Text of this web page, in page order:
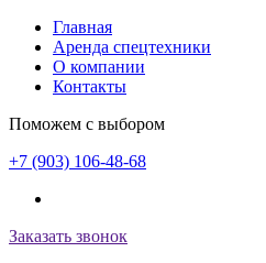
Главная
Аренда спецтехники
О компании
Контакты
Поможем с выбором
+7 (903) 106-48-68
Заказать звонок